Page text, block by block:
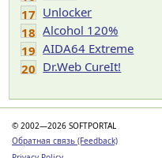
17 Unlocker
18 Alcohol 120%
19 AIDA64 Extreme
20 Dr.Web CureIt!
© 2002—2026 SOFTPORTAL
Обратная связь (Feedback)